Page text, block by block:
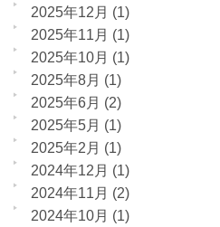
2025年12月 (1)
2025年11月 (1)
2025年10月 (1)
2025年8月 (1)
2025年6月 (2)
2025年5月 (1)
2025年2月 (1)
2024年12月 (1)
2024年11月 (2)
2024年10月 (1)